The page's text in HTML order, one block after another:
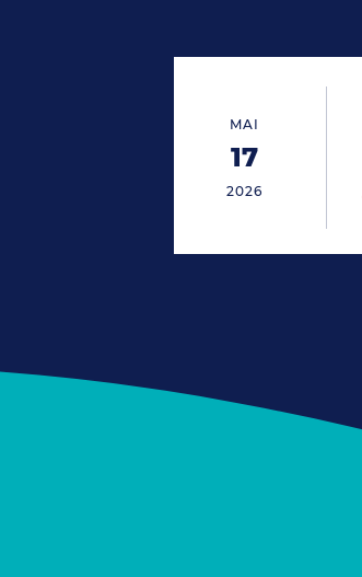
17.05.2026
MAI
17
2026